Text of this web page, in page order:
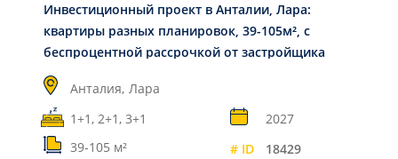
Инвестиционный проект в Анталии, Лара:
квартиры разных планировок, 39-105м², с
беспроцентной рассрочкой от застройщика
Анталия, Лара
1+1, 2+1, 3+1
2027
39-105 м²
# ID 18429